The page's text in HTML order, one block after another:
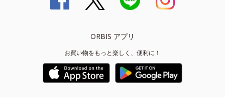
ORBIS アプリ
お買い物をもっと楽しく、便利に！